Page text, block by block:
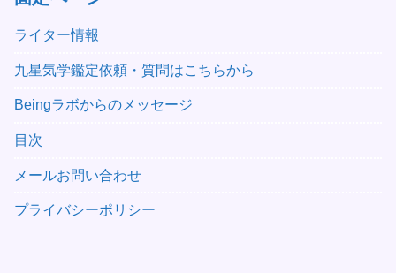
ライター情報
九星気学鑑定依頼・質問はこちらから
Beingラボからのメッセージ
目次
メールお問い合わせ
プライバシーポリシー